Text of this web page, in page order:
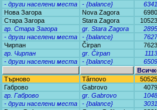
- други населени места
- {balance}
Нова Загора
Nova Zagora
Стара Загора
Stara Zagora
гр. Стара Загора
gr. Stara Zagora
- други населени места
- {balance}
Чирпан
Čirpan
гр. Чирпан
gr. Čirpan
- други населени места
- {balance}
Търново
Tărnovo
Габрово
Gabrovo
гр. Габрово
gr. Gabrovo
- други населени места
- {balance}